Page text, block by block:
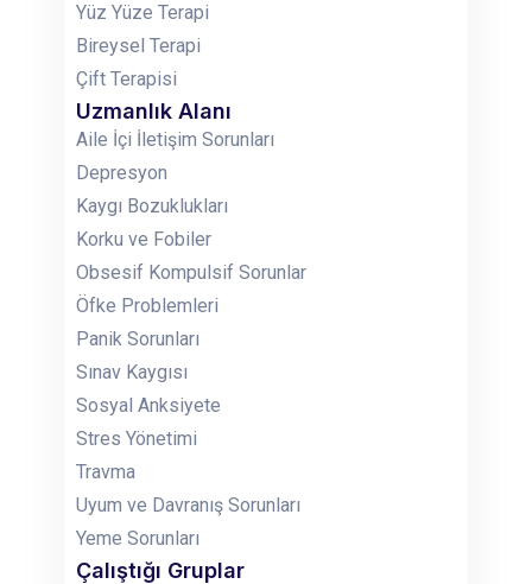
Yüz Yüze Terapi
Bireysel Terapi
Çift Terapisi
Uzmanlık Alanı
Aile İçi İletişim Sorunları
Depresyon
Kaygı Bozuklukları
Korku ve Fobiler
Obsesif Kompulsif Sorunlar
Öfke Problemleri
Panik Sorunları
Sınav Kaygısı
Sosyal Anksiyete
Stres Yönetimi
Travma
Uyum ve Davranış Sorunları
Yeme Sorunları
Çalıştığı Gruplar